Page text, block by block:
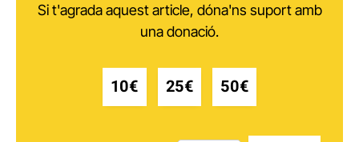
Si t'agrada aquest article, dóna'ns suport amb
una donació.
10€ 25€ 50€